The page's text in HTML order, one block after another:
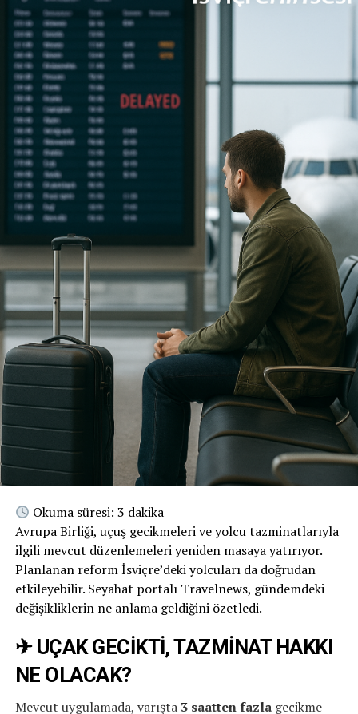
Okuma süresi: 3 dakika
Avrupa Birliği, uçuş gecikmeleri ve yolcu tazminatlarıyla
ilgili mevcut düzenlemeleri yeniden masaya yatırıyor.
Planlanan reform İsviçre’deki yolcuları da doğrudan
etkileyebilir. Seyahat portalı Travelnews, gündemdeki
değişikliklerin ne anlama geldiğini özetledi.
✈ UÇAK GECİKTİ, TAZMİNAT HAKKI
NE OLACAK?
Mevcut uygulamada, varışta 3 saatten fazlagecikme